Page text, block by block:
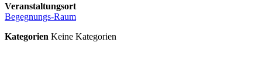
Veranstaltungsort
Begegnungs-Raum
Kategorien Keine Kategorien